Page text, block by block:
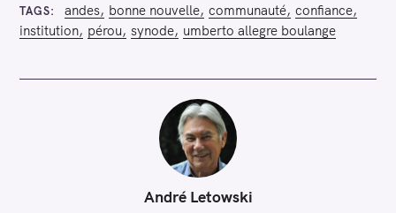
TAGS andes bonne nouvelle communauté confiance
institution pérou synode umberto allegre boulange
André Letowski